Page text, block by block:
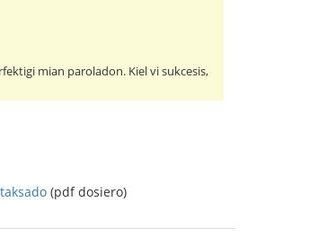
mian paroladon. Kiel vi sukcesis,
(pdf dosiero)